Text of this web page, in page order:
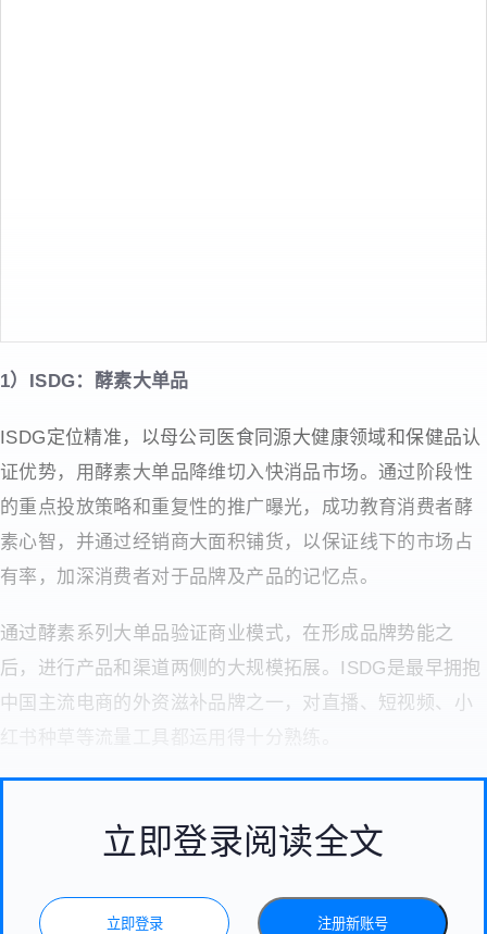
1）ISDG：酵素大单品
ISDG定位精准，以母公司医食同源大健康领域和保健品认
证优势，用酵素大单品降维切入快消品市场。通过阶段性
的重点投放策略和重复性的推广曝光，成功教育消费者酵
素心智，并通过经销商大面积铺货，以保证线下的市场占
有率，加深消费者对于品牌及产品的记忆点。
通过酵素系列大单品验证商业模式，在形成品牌势能之
后，进行产品和渠道两侧的大规模拓展。ISDG是最早拥抱
中国主流电商的外资滋补品牌之一，对直播、短视频、小
立即登录阅读全文
立即登录 注册新账号